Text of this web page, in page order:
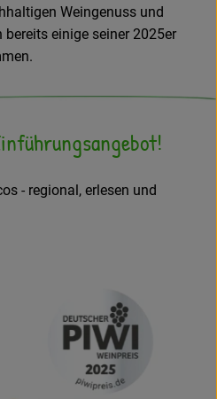
Weingenuss und
einige seiner 2025er
- regional, erlesen und